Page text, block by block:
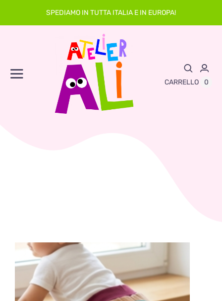
SPEDIAMO IN TUTTA ITALIA E IN EUROPA!
Toggle
Navigation Abbigliamento
Pupazzi
Lista Nascita
CARRELLO 0